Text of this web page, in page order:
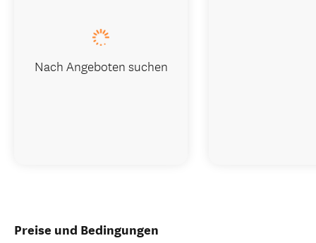
Preise und Bedingungen
Nach Angeboten suchen